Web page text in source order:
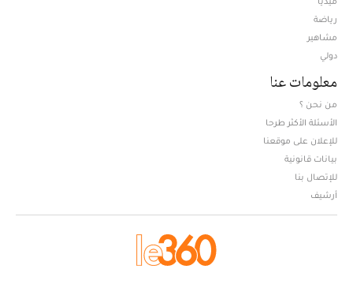
رياضة
مشاهير
دولي
معلومات عنا
من نحن ؟
الأسئلة الأكثر طرحا
للإعلان على موقعنا
بيانات قانونية
للإتصال بنا
أرشيف